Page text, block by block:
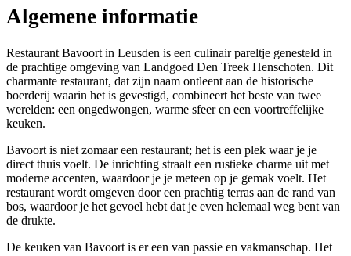
Algemene informatie
Restaurant Bavoort in Leusden is een culinair pareltje genesteld in
de prachtige omgeving van Landgoed Den Treek Henschoten. Dit
charmante restaurant, dat zijn naam ontleent aan de historische
boerderij waarin het is gevestigd, combineert het beste van twee
werelden: een ongedwongen, warme sfeer en een voortreffelijke
keuken.
Bavoort is niet zomaar een restaurant; het is een plek waar je je
direct thuis voelt. De inrichting straalt een rustieke charme uit met
moderne accenten, waardoor je je meteen op je gemak voelt. Het
restaurant wordt omgeven door een prachtig terras aan de rand van
bos, waardoor je het gevoel hebt dat je even helemaal weg bent van
de drukte.
De keuken van Bavoort is er een van passie en vakmanschap. Het